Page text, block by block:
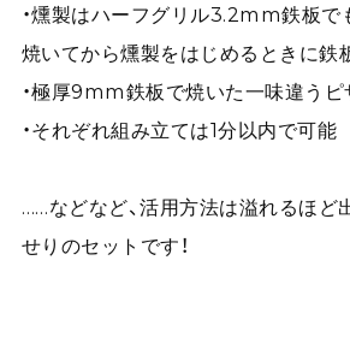
・燻製はハーフグリル3.2mm鉄板で
焼いてから燻製をはじめるときに鉄
・極厚9mm鉄板で焼いた一味違う
・それぞれ組み立ては1分以内で可能
……などなど、活用方法は溢れるほど
せりのセットです！